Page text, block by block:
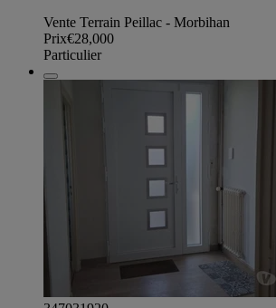
Vente Terrain Peillac - Morbihan
Prix€28,000
Particulier